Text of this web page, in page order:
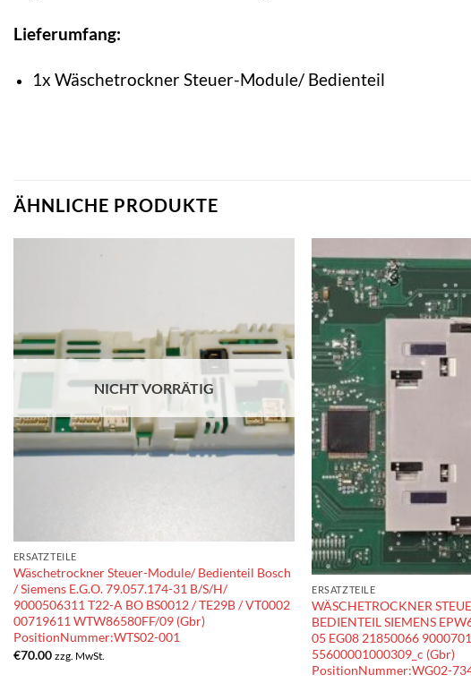
Lieferumfang:
1x Wäschetrockner Steuer-Module/ Bedienteil
ÄHNLICHE PRODUKTE
NICHT VORRÄTIG
ERSATZTEILE
Wäschetrockner Steuer-Module/ Bedienteil Bosch
/ Siemens E.G.O. 79.057.174-31 B/S/H/
9000506311 T22-A BO BS0012 / TE29B / VT0002
00719611 WTW86580FF/09 (Gbr)
PositionNummer:WTS02-001
€70.00 zzg. MwSt.
ERSATZTEILE
WÄSCHETROCKNER
BEDIENTEIL SIEMENS
05 EG08 21850066
55600001000309_c (Gbr)
PositionNummer:WG02-